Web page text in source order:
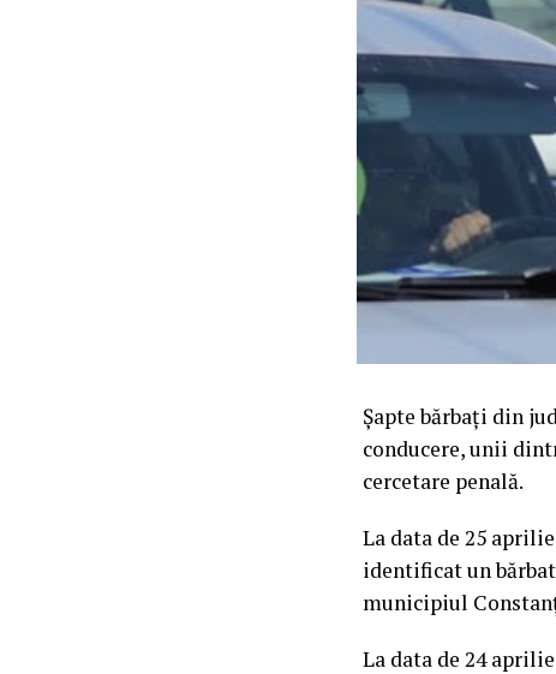
Șapte bărbați din
conducere, unii
cercetare penală.
La data de 25
identificat un
municipiul
La data de 24